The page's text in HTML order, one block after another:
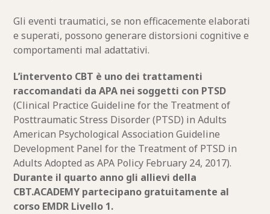
Gli eventi traumatici, se non efficacemente elaborati
e superati, possono generare distorsioni cognitive e
comportamenti mal adattativi.
L’intervento CBT è uno dei trattamenti
raccomandati da APA nei soggetti con PTSD
(Clinical Practice Guideline for the Treatment of
Posttraumatic Stress Disorder (PTSD) in Adults
American Psychological Association Guideline
Development Panel for the Treatment of PTSD in
Adults Adopted as APA Policy February 24, 2017).
Durante il quarto anno gli allievi della
CBT.ACADEMY partecipano gratuitamente al
corso EMDR Livello 1.